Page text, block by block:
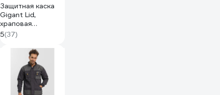
Защитная каска
Gigant Lid,
храповая
регулировка,
оранжевая GHL-21
5(37)